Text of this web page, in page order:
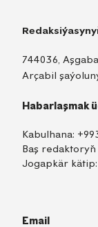
744036,
Arçabil
Habarlaşmak
Kabulhana:
Baş
Jogapkär kätip:
Email